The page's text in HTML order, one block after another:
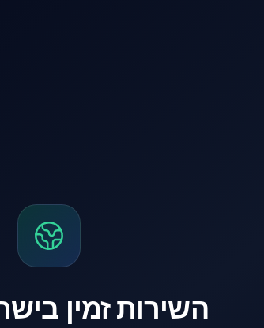
השירות זמין